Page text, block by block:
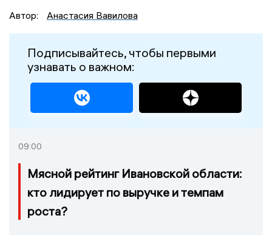
Автор:
Анастасия Вавилова
Подписывайтесь, чтобы первыми
узнавать о важном:
09:00
Мясной рейтинг Ивановской области:
кто лидирует по выручке и темпам
роста?